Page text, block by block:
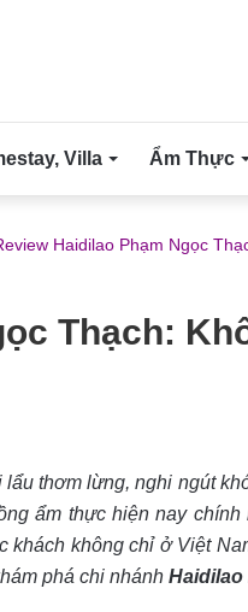
Villa Ẩm Thực
Haidilao Phạm Ngọc
Thạch:
thơm lừng, nghi ngút
ẩm thực hiện nay
không chỉ ở Việt
phá chi nhánh Haidilao